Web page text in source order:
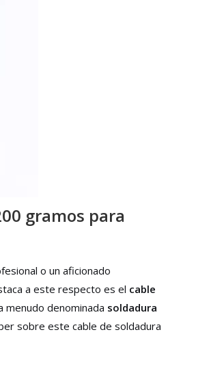
gramos para
o un aficionado
a este respecto es el cable
menudo denominada soldadura
sobre este cable de soldadura